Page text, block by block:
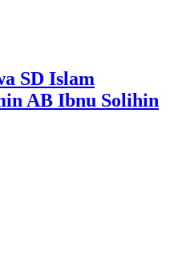
SD Islam
AB Ibnu Solihin